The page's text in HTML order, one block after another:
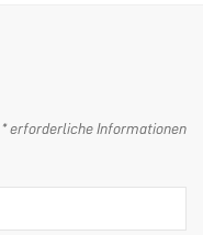
* erforderliche Informationen